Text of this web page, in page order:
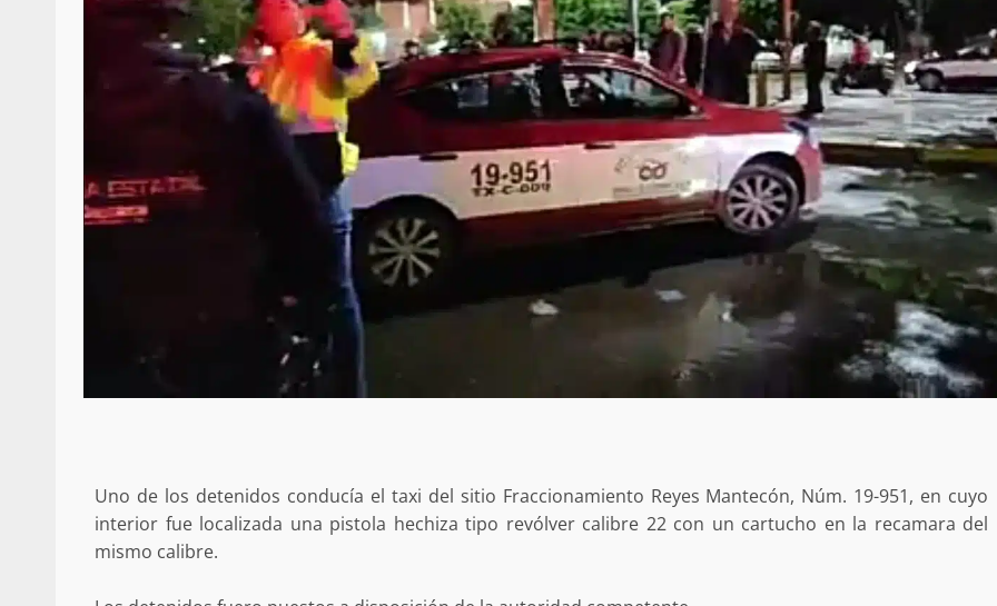
Uno de los detenidos conducía el taxi del sitio Fraccionamiento Reyes Mantecón, Núm. 19-951, en cuyo
interior fue localizada una pistola hechiza tipo revólver calibre 22 con un cartucho en la recamara del
mismo calibre.
admin 16 julio 2026 admin 5 agosto 2026
Despliega Gabinete de Seguridad
operativos aéreos en la Sierra Sur
para reforzar la vigilancia y
búsqueda de persona desaparecida
admin
Detienen a Ernesto Ruffo en Baja
California; FGR lo investiga por
presuntos delitos de
organizada y contrabando
16 julio 2026